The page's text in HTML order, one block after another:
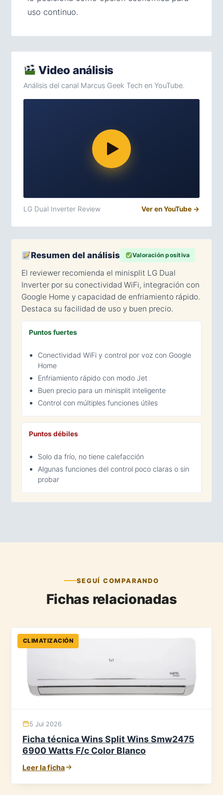
uso continuo.
Video análisis
Análisis del canal Marcus Geek Tech en YouTube.
LG Dual Inverter Review Ver en YouTube →
Resumen del análisis Valoración positiva
El reviewer recomienda el minisplit LG Dual
Inverter por su conectividad WiFi, integración con
Google Home y capacidad de enfriamiento rápido.
Destaca su facilidad de uso y buen precio.
Puntos fuertes
Conectividad WiFi y control por voz con Google
Home
Enfriamiento rápido con modo Jet
Buen precio para un minisplit inteligente
Control con múltiples funciones útiles
Puntos débiles
Solo da frío, no tiene calefacción
Algunas funciones del control poco claras o sin
probar
SEGUÍ COMPARANDO
Fichas relacionadas
CLIMATIZACIÓN
5 Jul 2026
Ficha técnica Wins Split Wins Smw2475
6900 Watts F/c Color Blanco
Leer la ficha